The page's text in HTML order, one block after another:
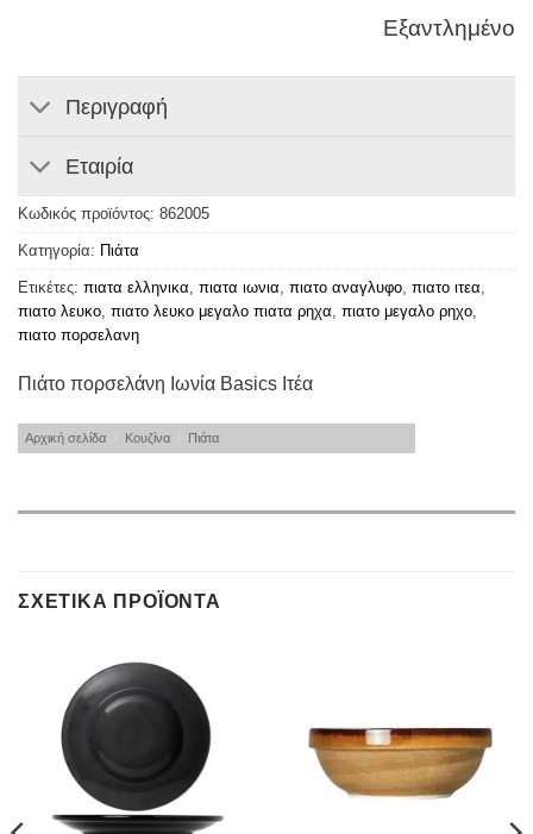
Εξαντλημένο
Περιγραφή
Εταιρία
Κωδικός προϊόντος: 862005
Κατηγορία: Πιάτα
Ετικέτες: πιατα ελληνικα, πιατα ιωνια, πιατο αναγλυφο, πιατο ιτεα,
πιατο λευκο, πιατο λευκο μεγαλο πιατα ρηχα, πιατο μεγαλο ρηχο,
πιατο πορσελανη
Πιάτο πορσελάνη Ιωνία Basics Ιτέα
Αρχική σελίδα Κουζίνα Πιάτα
ΣΧΕΤΙΚΆ ΠΡΟΪΌΝΤΑ